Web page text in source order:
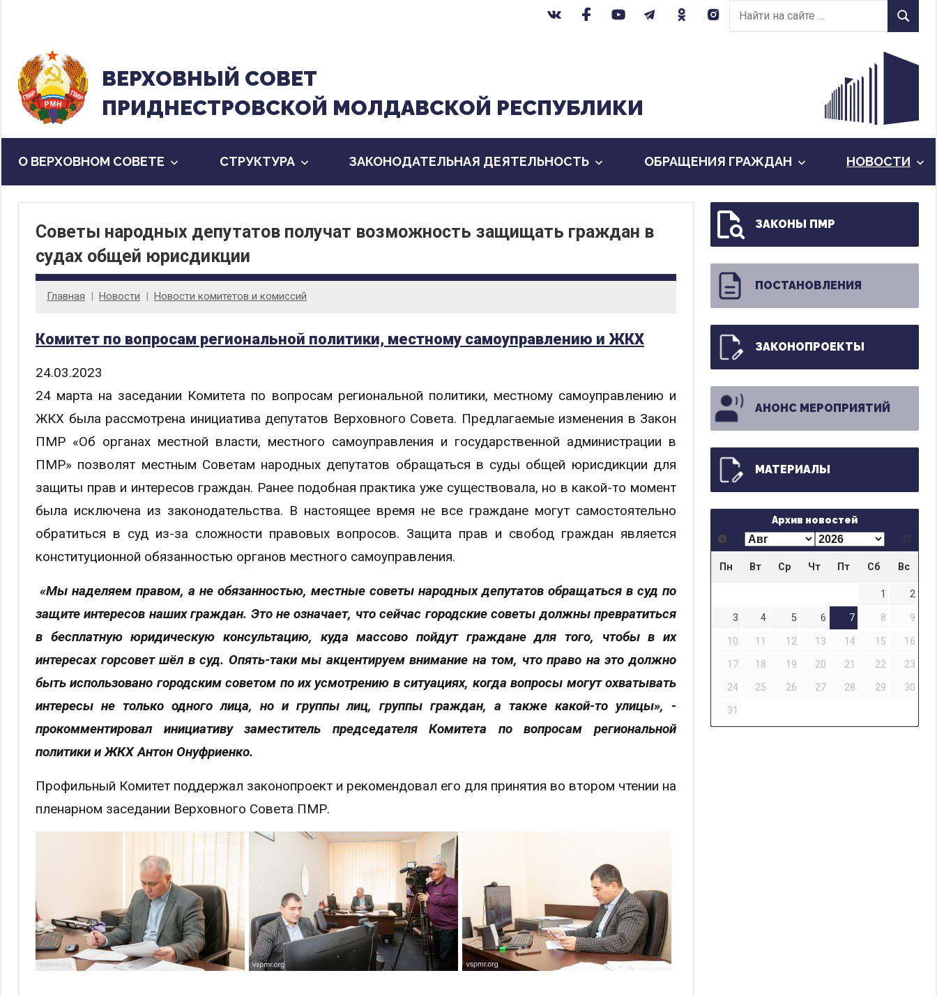
содержанию
Найти
на
Найти
ВЕРХОВНЫЙ CОВЕТ
ПРИДНЕСТРОВСКОЙ МОЛДАВСКОЙ РЕСПУБЛИКИ
О ВЕРХОВНОМ СОВЕТЕ CТРУКТУРА ЗАКОНОДАТЕЛЬНАЯ ДЕЯТЕЛЬНОСТЬ ОБРАЩЕНИЯ ГРАЖДАН НОВОСТИ
Советы народных депутатов получат возможность защищать граждан в
судах общей юрисдикции
Главная Новости Новости комитетов и комиссий
Комитет по вопросам региональной политики, местному самоуправлению и ЖКХ
24.03.2023
24 марта на заседании Комитета по вопросам региональной политики, местному самоуправлению и
ЖКХ была рассмотрена инициатива депутатов Верховного Совета. Предлагаемые изменения в Закон
ПМР «Об органах местной власти, местного самоуправления и государственной администрации в
ПМР» позволят местным Советам народных депутатов обращаться в суды общей юрисдикции для
защиты прав и интересов граждан. Ранее подобная практика уже существовала, но в какой-то момент
была исключена из законодательства. В настоящее время не все граждане могут самостоятельно
обратиться в суд из-за сложности правовых вопросов. Защита прав и свобод граждан является
конституционной обязанностью органов местного самоуправления.
«Мы наделяем правом, а не обязанностью, местные советы народных депутатов обращаться в суд по
защите интересов наших граждан. Это не означает, что сейчас городские советы должны превратиться
в бесплатную юридическую консультацию, куда массово пойдут граждане для того, чтобы в их
интересах горсовет шёл в суд. Опять-таки мы акцентируем внимание на том, что право на это должно
быть использовано городским советом по их усмотрению в ситуациях, когда вопросы могут охватывать
интересы не только одного лица, но и группы лиц, группы граждан, а также какой-то улицы», -
прокомментировал инициативу заместитель председателя Комитета по вопросам региональной
политики и ЖКХ Антон Онуфриенко.
Профильный Комитет поддержал законопроект и рекомендовал его для принятия во втором чтении на
пленарном заседании Верховного Совета ПМР.
ЗАКОНЫ ПМР
ПОСТАНОВЛЕНИЯ
ЗАКОНОПРОЕКТЫ
АНОНС МЕРОПРИЯТИЙ
МАТЕРИАЛЫ
Архив новостей
Пн Вт Ср Чт Пт Сб Вс
1
2
3
4 5 6 7 8
9
10
11 12 13 14 15
16
17
18 19 20 21 22
23
24
25 26 27 28 29
30
31